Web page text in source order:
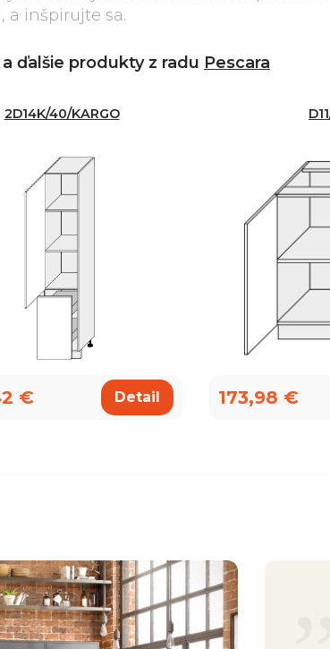
a inšpirujte sa.
a ďalšie produkty z radu Pescara
2D14K/40/KARGO
€ Detail 173,98 €